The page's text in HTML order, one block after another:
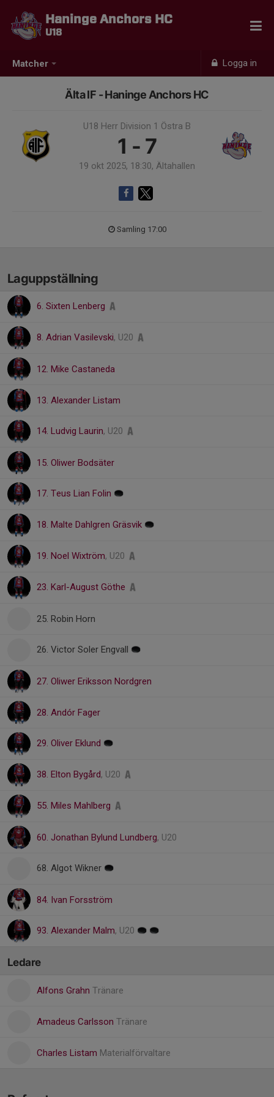
Matcher Logga in
Haninge Anchors HC
U18
Älta IF - Haninge Anchors HC
U18 Herr Division 1 Östra B
1 - 7
19 okt 2025, 18:30, Ältahallen
Samling 17:00
Laguppställning
6. Sixten Lenberg
8. Adrian Vasilevski, U20
12. Mike Castaneda
13. Alexander Listam
14. Ludvig Laurin, U20
15. Oliwer Bodsäter
17. Teus Lian Folin
18. Malte Dahlgren Gräsvik
19. Noel Wixtröm, U20
23. Karl-August Göthe
25. Robin Horn
26. Victor Soler Engvall
27. Oliwer Eriksson Nordgren
28. Andór Fager
29. Oliver Eklund
38. Elton Bygård, U20
55. Miles Mahlberg
60. Jonathan Bylund Lundberg, U20
68. Algot Wikner
84. Ivan Forsström
93. Alexander Malm, U20
Ledare
Alfons Grahn Tränare
Amadeus Carlsson Tränare
Charles Listam Materialförvaltare